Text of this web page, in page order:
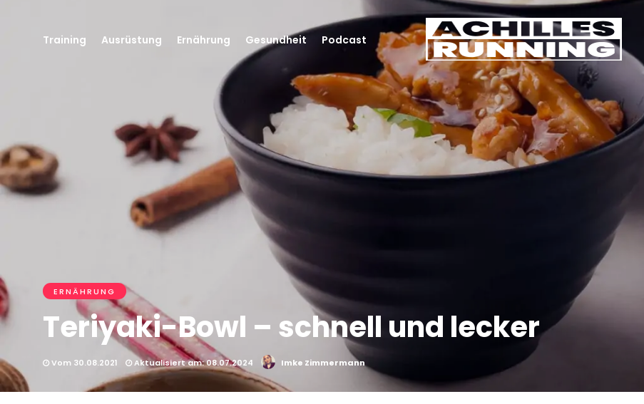
Training Ausrüstung Ernährung Gesundheit Podcast
ERNÄHRUNG
Teriyaki-Bowl – schnell und lecker
Vom 30.08.2021 Aktualisiert am: 08.07.2024
Imke Zimmermann